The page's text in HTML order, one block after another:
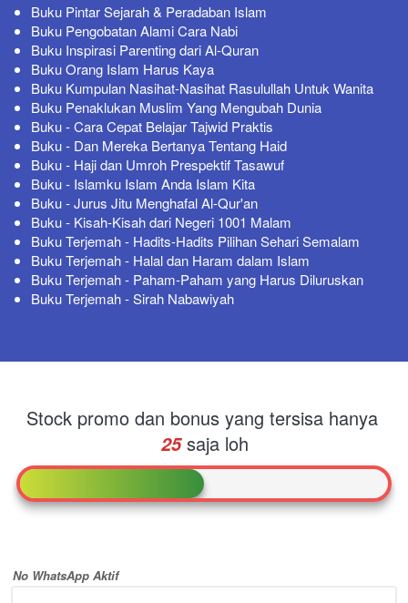
Buku Pintar Sejarah & Peradaban Islam
Buku Pengobatan Alami Cara Nabi
Buku Inspirasi Parenting dari Al-Quran
Buku Orang Islam Harus Kaya
Buku Kumpulan Nasihat-Nasihat Rasulullah Untuk Wanita
Buku Penaklukan Muslim Yang Mengubah Dunia
Buku - Cara Cepat Belajar Tajwid Praktis
Buku - Dan Mereka Bertanya Tentang Haid
Buku - Haji dan Umroh Prespektif Tasawuf
Buku - Islamku Islam Anda Islam Kita
Buku - Jurus Jitu Menghafal Al-Qur'an
Buku - Kisah-Kisah dari Negeri 1001 Malam
Buku Terjemah - Hadits-Hadits Pilihan Sehari Semalam
Buku Terjemah - Halal dan Haram dalam Islam
Buku Terjemah - Paham-Paham yang Harus Diluruskan
Buku Terjemah - Sirah Nabawiyah
Stock promo dan bonus yang tersisa hanya
25 saja loh
No WhatsApp Aktif